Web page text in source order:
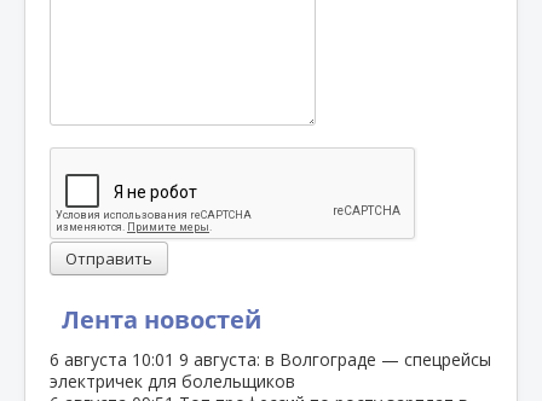
Лента новостей
6 августа 10:01 9 августа: в Волгограде — спецрейсы
электричек для болельщиков
Отправить